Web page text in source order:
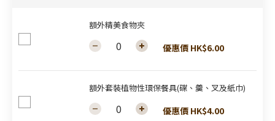
額外精美食物夾
優惠價 HK$6.00
額外套裝植物性環保餐具(碟、羹、叉及紙巾)
優惠價 HK$4.00